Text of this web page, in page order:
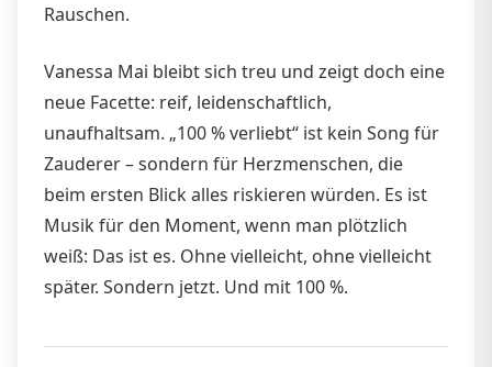
Rauschen.
Vanessa Mai bleibt sich treu und zeigt doch eine
neue Facette: reif, leidenschaftlich,
unaufhaltsam. „100 % verliebt“ ist kein Song für
Zauderer – sondern für Herzmenschen, die
beim ersten Blick alles riskieren würden. Es ist
Musik für den Moment, wenn man plötzlich
weiß: Das ist es. Ohne vielleicht, ohne vielleicht
später. Sondern jetzt. Und mit 100 %.